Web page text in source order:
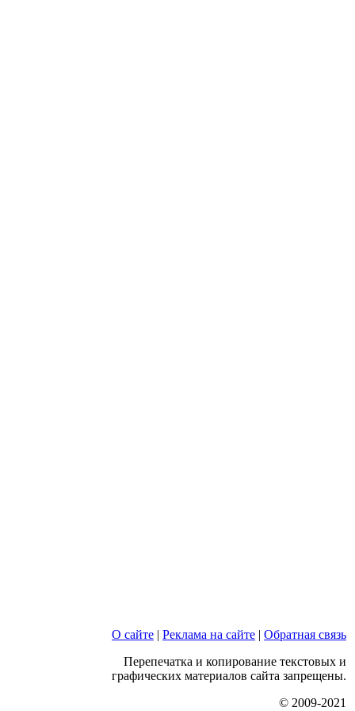
О сайте | Реклама на сайте | Обратная связь
Перепечатка и копирование текстовых и
графических материалов сайта запрещены.
© 2009-2021